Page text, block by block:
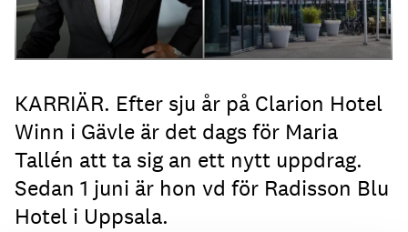
KARRIÄR. Efter sju år på Clarion Hotel
Winn i Gävle är det dags för Maria
Tallén att ta sig an ett nytt uppdrag.
Sedan 1 juni är hon vd för Radisson Blu
Hotel i Uppsala.